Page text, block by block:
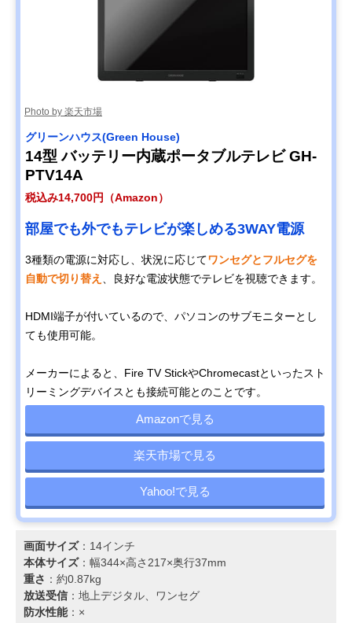
Photo by 楽天市場
グリーンハウス(Green House)
14型 バッテリー内蔵ポータブルテレビ GH-
PTV14A
税込み14,700円（Amazon）
部屋でも外でもテレビが楽しめる3WAY電源
3種類の電源に対応し、状況に応じてワンセグとフルセグを
自動で切り替え
、良好な電波状態でテレビを視聴できます。
HDMI端子が付いているので、パソコンのサブモニターとし
ても使用可能。
メーカーによると、Fire TV StickやChromecastといったスト
リーミングデバイスとも接続可能とのことです。
Amazonで見る
楽天市場で見る
Yahoo!で見る
画面サイズ：14インチ
本体サイズ：幅344×高さ217×奥行37mm
重さ ：約0.87kg
放送受信 ：地上デジタル、ワンセグ
防水性能：×